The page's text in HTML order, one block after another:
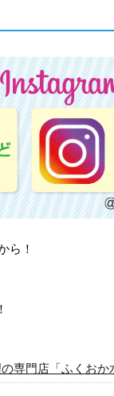
ら！
専門店「ふくおか